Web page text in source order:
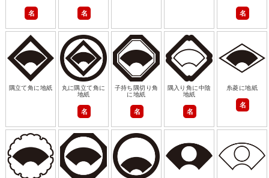
名 名 名
隅立て角に地紙
丸に隅立て角に
地紙
名
子持ち隅切り角
に地紙
名
隅入り角に中陰
地紙
名
糸菱に地紙
名